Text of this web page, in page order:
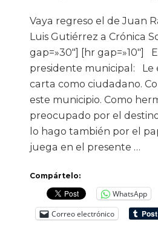
Vaya regreso el de Juan
Luis Gutiérrez a Crónica
gap=»30″] [hr gap=»10″]
presidente municipal: Le
carta como ciudadano.
este municipio. Como
preocupado por el
lo hago también por el
juega en el presente …
Compártelo:
WhatsApp
Correo electrónico